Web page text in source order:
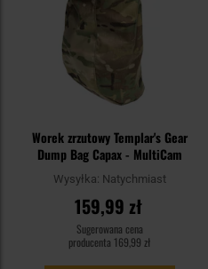
Worek zrzutowy Templar's Gear
Dump Bag Capax - MultiCam
Wysyłka: Natychmiast
159,99 zł
Sugerowana cena
producenta 169,99 zł